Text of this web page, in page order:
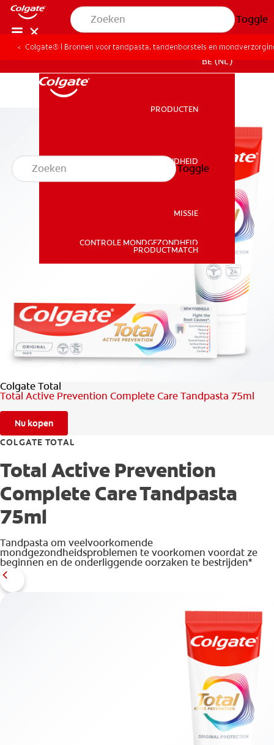
Toggle
MONDGEZONDHEID
MISSIE
CONTROLE MONDGEZONDHEID
PRODUCTMATCH
BE (NL)
BE (NL)
PRODUCTEN
MONDGEZONDHEID
MISSIE
CONTROLE MONDGEZONDHEID
PRODUCTMATCH
Toggle
Colgate® | Bronnen voor tandpasta, tandenborstels en
Colgate Total
Total Active Prevention Complete Care Tandpasta 75ml
Nu kopen
COLGATE TOTAL
Total Active Prevention
Complete Care Tandpasta
75ml
Tandpasta om veelvoorkomende
mondgezondheidsproblemen te voorkomen voordat ze
beginnen en de onderliggende oorzaken te bestrijden*